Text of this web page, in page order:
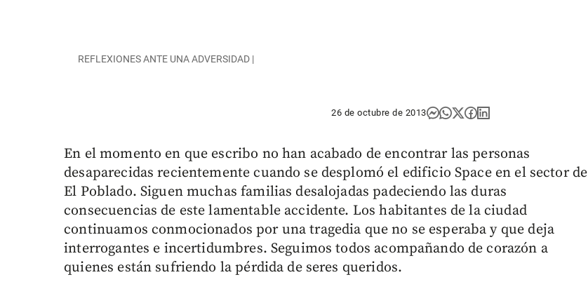
REFLEXIONES ANTE UNA ADVERSIDAD |
26 de octubre de 2013
En el momento en que escribo no han acabado de encontrar las personas
desaparecidas recientemente cuando se desplomó el edificio Space en el sector de
El Poblado. Siguen muchas familias desalojadas padeciendo las duras
consecuencias de este lamentable accidente. Los habitantes de la ciudad
continuamos conmocionados por una tragedia que no se esperaba y que deja
interrogantes e incertidumbres. Seguimos todos acompañando de corazón a
quienes están sufriendo la pérdida de seres queridos.